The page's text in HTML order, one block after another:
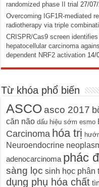
randomized phase II trial 27/
Overcoming IGF1R-mediated
radiotherapy via triple
CRISPR/Cas9 screen
hepatocellular carcinoma
dependent NRF2 activation 14/
Từ khóa phổ biến
ASCO asco 2017
căn não dấu hiệu sớm esmo
Carcinoma hóa trị
Neuroendocrine
adenocarcinoma phác
sàng lọc sinh học phân
dụng phụ hóa chất